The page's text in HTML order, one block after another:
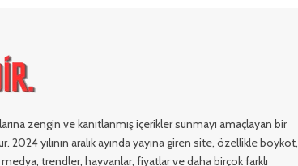
zengin ve kanıtlanmış içerikler sunmayı amaçlayan bir
2024 yılının aralık ayında yayına giren site, özellikle boykot,
trendler, hayvanlar, fiyatlar ve daha birçok farklı